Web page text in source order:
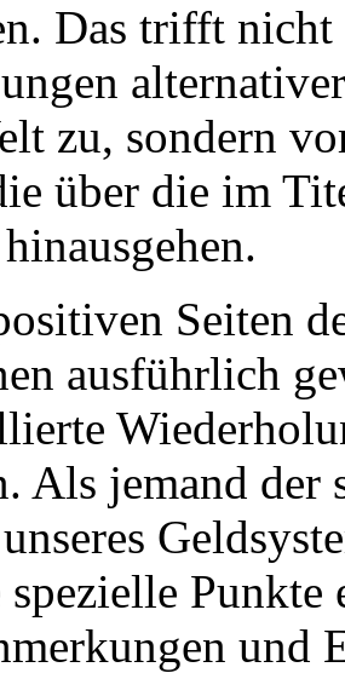
Das trifft
zu, sondern
über die im
Seiten
ausführlich
Als jemand der
Punkte
und